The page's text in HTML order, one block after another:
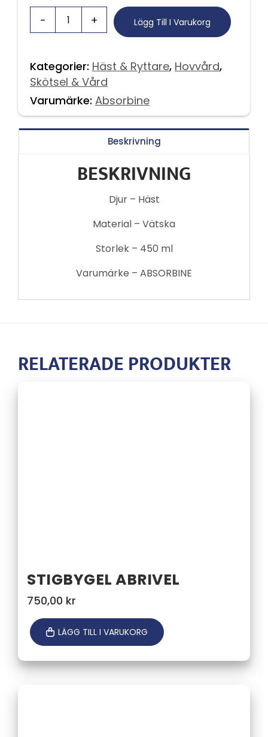
Lägg Till I Varukorg
Kategorier: Häst & Ryttare, Hovvård,
Skötsel & Vård
Varumärke: Absorbine
Beskrivning
BESKRIVNING
Djur – Häst
Material – Vätska
Storlek – 450 ml
Varumärke – ABSORBINE
RELATERADE PRODUKTER
STIGBYGEL ABRIVEL
750,00 kr
LÄGG TILL I VARUKORG